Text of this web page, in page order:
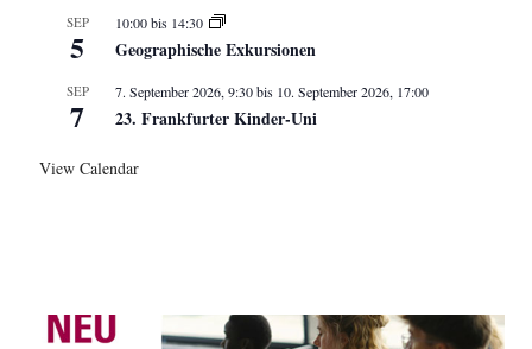
SEP
5
10:00bis 14:30
Geographische Exkursionen
SEP
7
7. September 2026, 9:30bis 10. September 2026, 17:00
23. Frankfurter Kinder-Uni
View Calendar